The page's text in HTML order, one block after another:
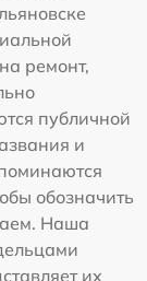
ремонт,
публичной
и
обозначить
Наша
их